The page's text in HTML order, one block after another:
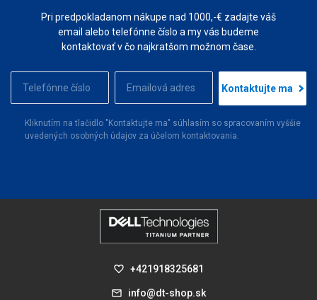
Pri predpokladanom nákupe nad 1000,-€ zadajte váš
email alebo telefónne číslo a my vás budeme
kontaktovať v čo najkratšom možnom čase.
Kontaktujte ma
Kliknutím na tlačidlo "Kontaktujte ma" súhlasím so spracovaním vyššie
uvedených osobných údajov za účelom kontaktovania.
+421918325681
info@dt-shop.sk